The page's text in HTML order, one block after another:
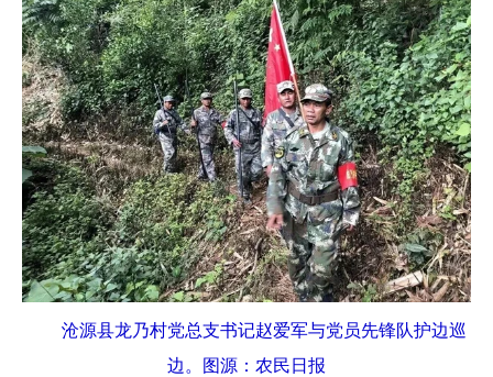
沧源县龙乃村党总支书记赵爱军与党员先锋队护边巡
边。图源：农民日报